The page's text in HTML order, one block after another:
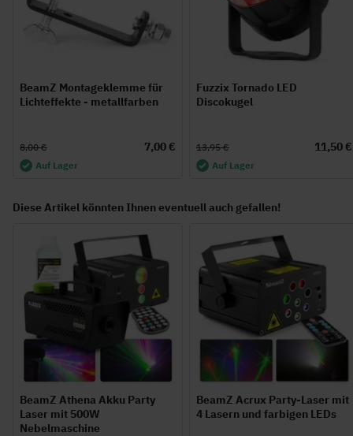
BeamZ Montageklemme für
Lichteffekte - metallfarben
7,00 €
8,00 €
Auf Lager
Fuzzix Tornado LED
Discokugel
11,50 €
13,95 €
Auf Lager
Diese Artikel könnten Ihnen eventuell auch gefallen!
BeamZ Athena Akku Party
Laser mit 500W
Nebelmaschine
BeamZ Acrux Party-Laser mit
4 Lasern und farbigen LEDs